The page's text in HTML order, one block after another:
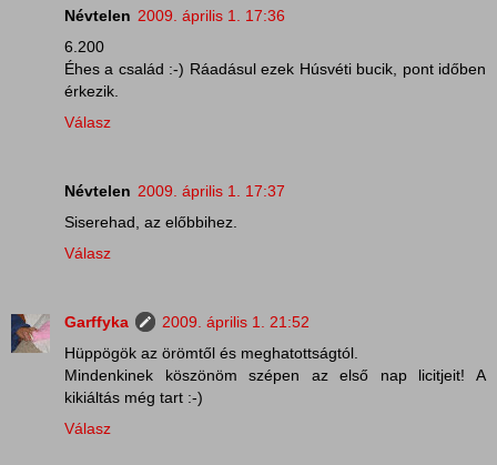
Névtelen 2009. április 1. 17:36
6.200
Éhes a család :-) Ráadásul ezek Húsvéti bucik, pont időben
érkezik.
Válasz
Névtelen 2009. április 1. 17:37
Siserehad, az előbbihez.
Válasz
Garffyka
2009. április 1. 21:52
Hüppögök az örömtől és meghatottságtól.
Mindenkinek köszönöm szépen az első nap licitjeit! A
kikiáltás még tart :-)
Válasz